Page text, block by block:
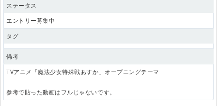
ステータス
エントリー募集中
タグ
備考
TVアニメ「魔法少女特殊戦あすか」オープニングテーマ
参考で貼った動画はフルじゃないです。